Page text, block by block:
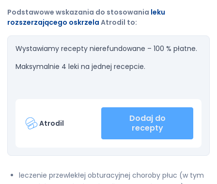
Podstawowe wskazania do stosowania leku
rozszerzającego oskrzela Atrodil to:
Wystawiamy recepty nierefundowane – 100 % płatne.
Maksymalnie 4 leki na jednej recepcie.
Atrodil
Dodaj do
recepty
leczenie przewlekłej obturacyjnej choroby płuc (w tym